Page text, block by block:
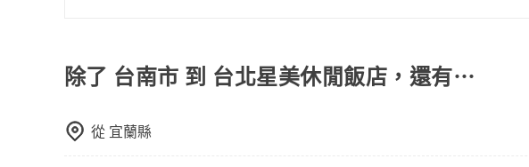
會透過Email的方式向您說明收費細節，讓您能更放心地享受旅步為您提
除了 台南市 到 台北星美休閒飯店，還有⋯
從 宜蘭縣